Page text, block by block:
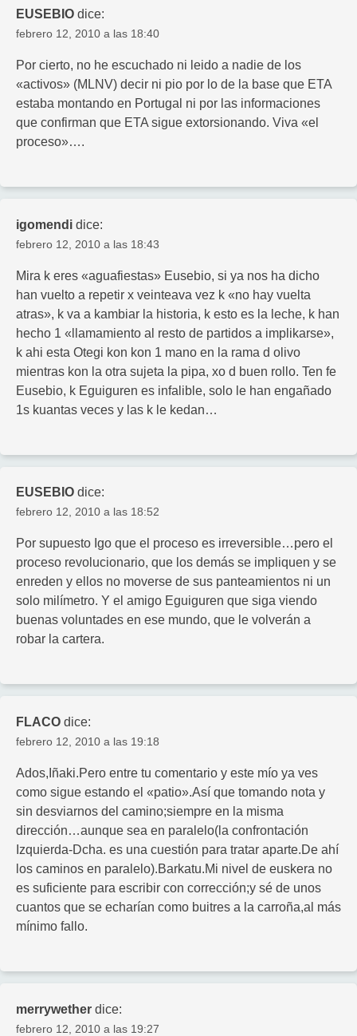
EUSEBIO dice:
febrero 12, 2010 a las 18:40
Por cierto, no he escuchado ni leido a nadie de los
«activos» (MLNV) decir ni pio por lo de la base que ETA
estaba montando en Portugal ni por las informaciones
que confirman que ETA sigue extorsionando. Viva «el
proceso»….
igomendi dice:
febrero 12, 2010 a las 18:43
Mira k eres «aguafiestas» Eusebio, si ya nos ha dicho
han vuelto a repetir x veinteava vez k «no hay vuelta
atras», k va a kambiar la historia, k esto es la leche, k han
hecho 1 «llamamiento al resto de partidos a implikarse»,
k ahi esta Otegi kon kon 1 mano en la rama d olivo
mientras kon la otra sujeta la pipa, xo d buen rollo. Ten fe
Eusebio, k Eguiguren es infalible, solo le han engañado
1s kuantas veces y las k le kedan…
EUSEBIO dice:
febrero 12, 2010 a las 18:52
Por supuesto Igo que el proceso es irreversible…pero el
proceso revolucionario, que los demás se impliquen y se
enreden y ellos no moverse de sus panteamientos ni un
solo milímetro. Y el amigo Eguiguren que siga viendo
buenas voluntades en ese mundo, que le volverán a
robar la cartera.
FLACO dice:
febrero 12, 2010 a las 19:18
Ados,Iñaki.Pero entre tu comentario y este mío ya ves
como sigue estando el «patio».Así que tomando nota y
sin desviarnos del camino;siempre en la misma
dirección…aunque sea en paralelo(la confrontación
Izquierda-Dcha. es una cuestión para tratar aparte.De ahí
los caminos en paralelo).Barkatu.Mi nivel de euskera no
es suficiente para escribir con corrección;y sé de unos
cuantos que se echarían como buitres a la carroña,al más
mínimo fallo.
merrywether dice:
febrero 12, 2010 a las 19:27